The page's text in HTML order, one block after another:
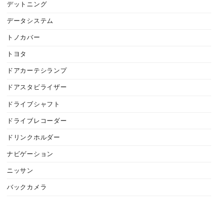
デットニング
データシステム
トノカバー
トヨタ
ドアカーテシランプ
ドアスタビライザー
ドライブシャフト
ドライブレコーダー
ドリンクホルダー
ナビゲーション
ニッサン
バックカメラ